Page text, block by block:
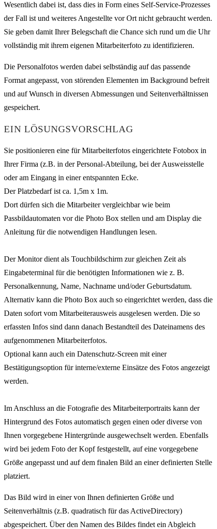
Wesentlich dabei ist, dass dies in Form eines Self-Service-Prozesses
der Fall ist und weiteres Angestellte vor Ort nicht gebraucht werden.
Sie geben damit Ihrer Belegschaft die Chance sich rund um die Uhr
vollständig mit ihrem eigenen Mitarbeiterfoto zu identifizieren.
Die Personalfotos werden dabei selbständig auf das passende
Format angepasst, von störenden Elementen im Background befreit
und auf Wunsch in diversen Abmessungen und Seitenverhältnissen
gespeichert.
EIN LÖSUNGSVORSCHLAG
Sie positionieren eine für Mitarbeiterfotos eingerichtete Fotobox in
Ihrer Firma (z.B. in der Personal-Abteilung, bei der Ausweisstelle
oder am Eingang in einer entspannten Ecke.
Der Platzbedarf ist ca. 1,5m x 1m.
Dort dürfen sich die Mitarbeiter vergleichbar wie beim
Passbildautomaten vor die Photo Box stellen und am Display die
Anleitung für die notwendigen Handlungen lesen.
Der Monitor dient als Touchbildschirm zur gleichen Zeit als
Eingabeterminal für die benötigten Informationen wie z. B.
Personalkennung, Name, Nachname und/oder Geburtsdatum.
Alternativ kann die Photo Box auch so eingerichtet werden, dass die
Daten sofort vom Mitarbeiterausweis ausgelesen werden. Die so
erfassten Infos sind dann danach Bestandteil des Dateinamens des
aufgenommenen Mitarbeiterfotos.
Optional kann auch ein Datenschutz-Screen mit einer
Bestätigungsoption für interne/externe Einsätze des Fotos angezeigt
werden.
Im Anschluss an die Fotografie des Mitarbeiterportraits kann der
Hintergrund des Fotos automatisch gegen einen oder diverse von
Ihnen vorgegebene Hintergründe ausgewechselt werden. Ebenfalls
wird bei jedem Foto der Kopf festgestellt, auf eine vorgegebene
Größe angepasst und auf dem finalen Bild an einer definierten Stelle
platziert.
Das Bild wird in einer von Ihnen definierten Größe und
Seitenverhältnis (z.B. quadratisch für das ActiveDirectory)
abgespeichert. Über den Namen des Bildes findet ein Abgleich